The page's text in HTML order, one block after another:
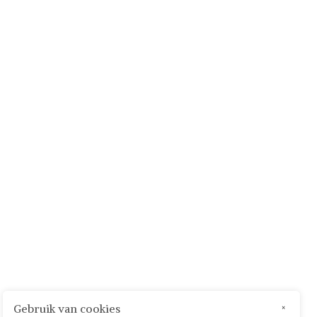
×
Gebruik van cookies